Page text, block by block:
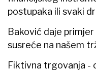
postupaka ili svaki
Baković daje
susreće na našem
Fiktivna trgovanja -